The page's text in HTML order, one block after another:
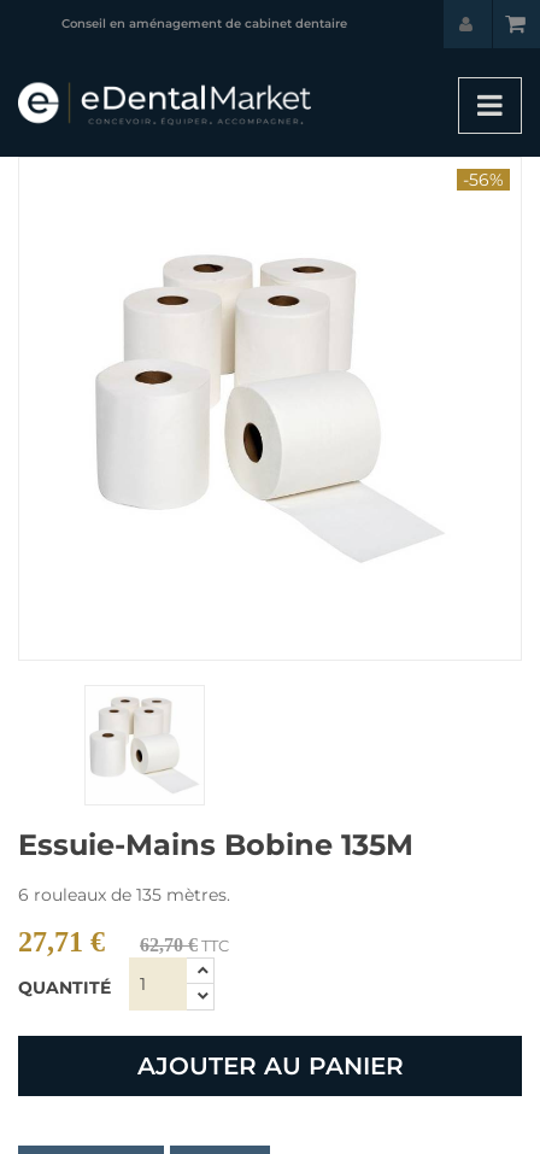
Conseil en aménagement de cabinet dentaire
-56%
Essuie-Mains Bobine 135M
6 rouleaux de 135 mètres.
27,71 € 62,70 €TTC
QUANTITÉ
AJOUTER AU PANIER